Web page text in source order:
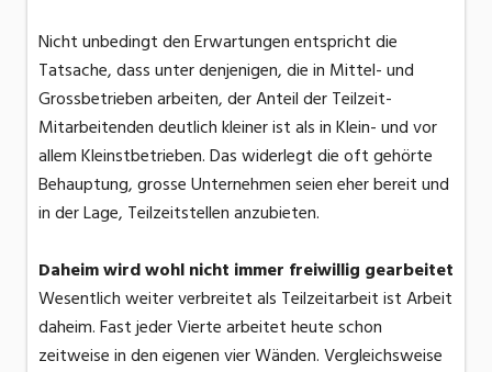
Nicht unbedingt den Erwartungen entspricht die
Tatsache, dass unter denjenigen, die in Mittel- und
Grossbetrieben arbeiten, der Anteil der Teilzeit-
Mitarbeitenden deutlich kleiner ist als in Klein- und vor
allem Kleinstbetrieben. Das widerlegt die oft gehörte
Behauptung, grosse Unternehmen seien eher bereit und
in der Lage, Teilzeitstellen anzubieten.
Daheim wird wohl nicht immer freiwillig gearbeitet
Wesentlich weiter verbreitet als Teilzeitarbeit ist Arbeit
daheim. Fast jeder Vierte arbeitet heute schon
zeitweise in den eigenen vier Wänden. Vergleichsweise